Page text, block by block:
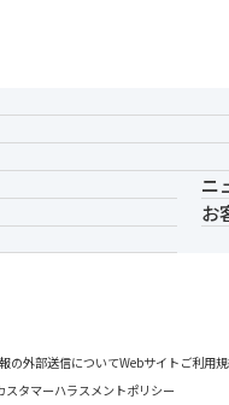
ニ
お
の外部送信についてWebサイトご利用
スタマーハラスメントポリシー